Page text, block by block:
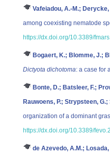
Vafeiadou, A.-M.;
among coexisting nematode
https://dx.doi.org/10.3389/
Bogaert, K.; Blomme, J.;
Dictyota dichotoma: a case for
Bonte, D.; Batsleer, F.;
Rauwoens, P.; Strypsteen,
organization of a dominant
https://dx.doi.org/10.3389/
de Azevedo, A.M.;